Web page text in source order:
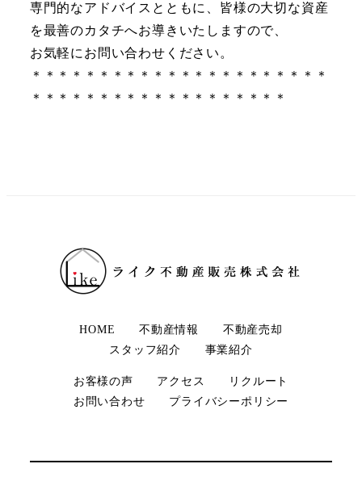
専門的なアドバイスとともに、皆様の大切な資産
を最善のカタチへお導きいたしますので、
お気軽にお問い合わせください。
＊＊＊＊＊＊＊＊＊＊＊＊＊＊＊＊＊＊＊＊＊＊
＊＊＊＊＊＊＊＊＊＊＊＊＊＊＊＊＊＊＊
HOME 不動産情報
不動産売却
スタッフ紹介
事業紹介
お客様の声 アクセス
リクルート
お問い合わせ
プライバシーポリシー